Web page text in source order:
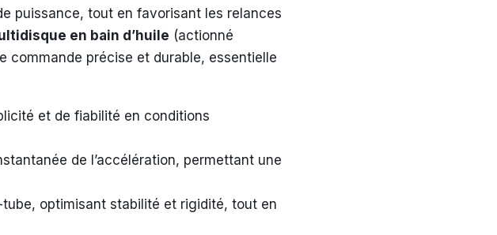
puissance, tout en favorisant les relances
en bain d’huile (actionné
commande précise et durable, essentielle
et de fiabilité en conditions
de l’accélération, permettant une
optimisant stabilité et rigidité, tout en